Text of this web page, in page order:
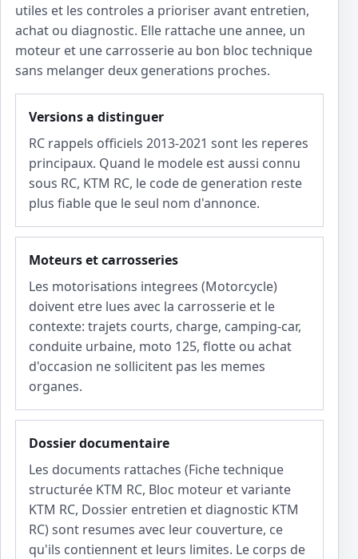
utiles et les controles a prioriser avant entretien,
achat ou diagnostic. Elle rattache une annee, un
moteur et une carrosserie au bon bloc technique
sans melanger deux generations proches.
Versions a distinguer
RC rappels officiels 2013-2021 sont les reperes
principaux. Quand le modele est aussi connu
sous RC, KTM RC, le code de generation reste
plus fiable que le seul nom d'annonce.
Moteurs et carrosseries
Les motorisations integrees (Motorcycle)
doivent etre lues avec la carrosserie et le
contexte: trajets courts, charge, camping-car,
conduite urbaine, moto 125, flotte ou achat
d'occasion ne sollicitent pas les memes
organes.
Dossier documentaire
Les documents rattaches (Fiche technique
structurée KTM RC, Bloc moteur et variante
KTM RC, Dossier entretien et diagnostic KTM
RC) sont resumes avec leur couverture, ce
qu'ils contiennent et leurs limites. Le corps de